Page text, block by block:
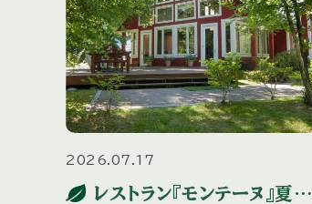
2026.07.17
レストラン『モンテーヌ』夏期